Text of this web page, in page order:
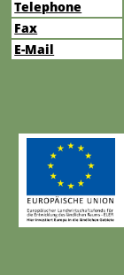
Telephone
Fax
E-Mail